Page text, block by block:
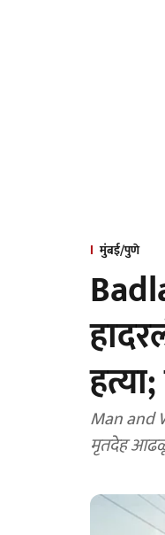
मुंबई/पुणे
Man and
मृतदेह